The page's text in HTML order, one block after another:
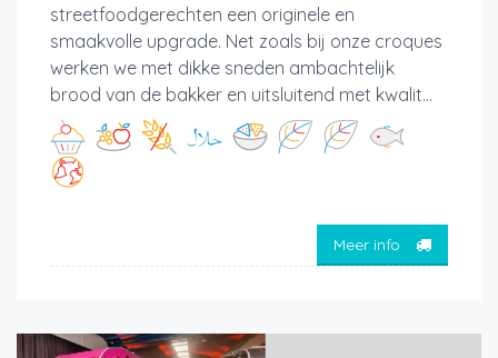
streetfoodgerechten een originele en
smaakvolle upgrade. Net zoals bij onze croques
werken we met dikke sneden ambachtelijk
brood van de bakker en uitsluitend met kwalit...
Meer info